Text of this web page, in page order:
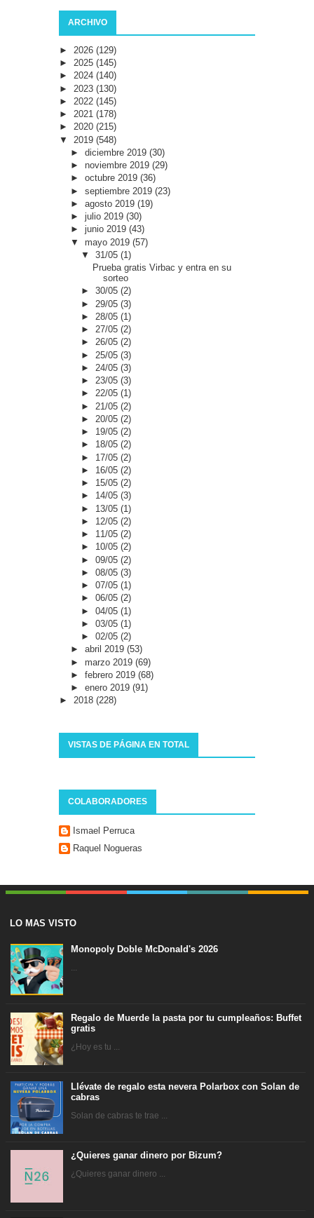
ARCHIVO
► 2026 (129)
► 2025 (145)
► 2024 (140)
► 2023 (130)
► 2022 (145)
► 2021 (178)
► 2020 (215)
▼ 2019 (548)
► diciembre 2019 (30)
► noviembre 2019 (29)
► octubre 2019 (36)
► septiembre 2019 (23)
► agosto 2019 (19)
► julio 2019 (30)
► junio 2019 (43)
▼ mayo 2019 (57)
▼31/05(1)
Prueba gratis Virbac y entra en su
sorteo
►30/05(2)
► 29/05(3)
► 28/05(1)
►27/05(2)
►26/05(2)
► 25/05(3)
► 24/05(3)
►23/05(3)
►22/05(1)
► 21/05(2)
► 20/05(2)
► 19/05(2)
► 18/05(2)
► 17/05(2)
► 16/05(2)
► 15/05(2)
► 14/05(3)
► 13/05(1)
► 12/05(2)
► 11/05(2)
► 10/05(2)
►09/05(2)
►08/05(3)
►07/05(1)
►06/05(2)
►04/05(1)
►03/05(1)
►02/05(2)
► abril 2019 (53)
► marzo 2019 (69)
► febrero 2019 (68)
► enero 2019 (91)
► 2018 (228)
VISTAS DE PÁGINA EN TOTAL
COLABORADORES
Ismael Perruca
Raquel Nogueras
LO MAS VISTO
Monopoly Doble McDonald's 2026
Regalo de Muerde la pasta por tu cumpleaños: Buffet
gratis
¿Hoy es tu ...
Llévate de regalo esta nevera Polarbox con Solan de
cabras
Solan de cabras te trae ...
¿Quieres ganar dinero por Bizum?
¿Quieres ganar dinero ...